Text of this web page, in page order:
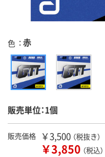
色 赤
販売単位：1個
販売価格 ￥3,500 （税抜き）
￥3,850 （税込）